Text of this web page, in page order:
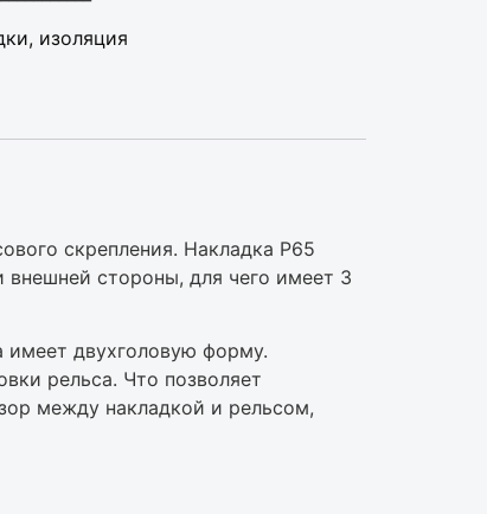
изoляция
скрепления. Накладка Р65
стороны, для чего имеет 3
имеет двухголовую форму.
рельса. Что позволяет
между накладкой и рельсом,